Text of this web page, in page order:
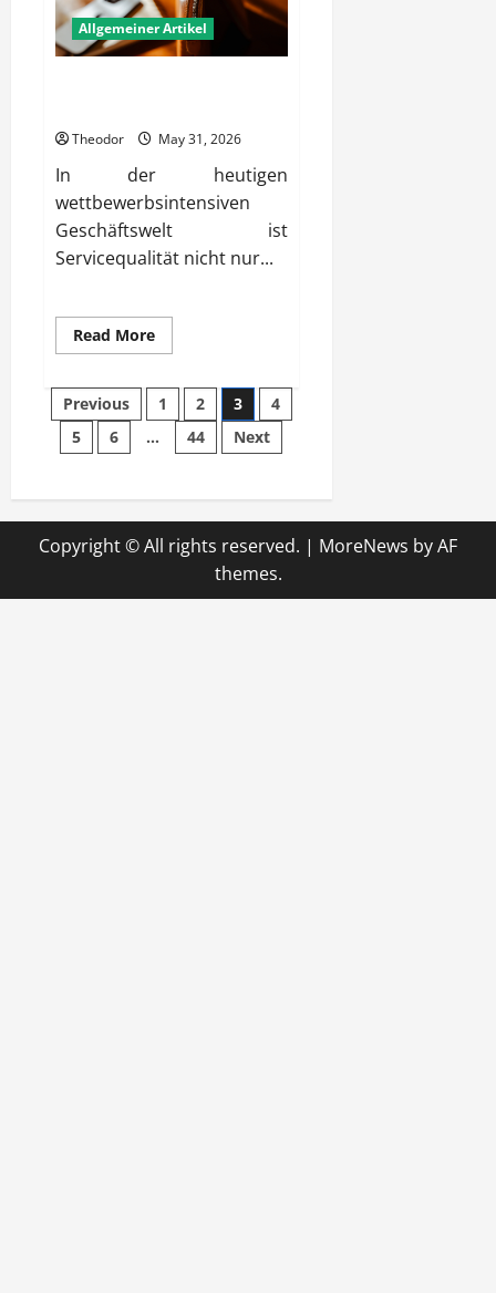
Allgemeiner Artikel
Theodor May 31, 2026
In der heutigen
wettbewerbsintensiven
Geschäftswelt ist
Servicequalität nicht nur...
Read MoreRead
more
sichern
Unternehmen
dauerhaft
hohe
Servicequalität?
Posts
pagination
Previous 1 2 3
4
5
6 … 44 Next
Copyright © All rights reserved. | MoreNews by AF
themes.